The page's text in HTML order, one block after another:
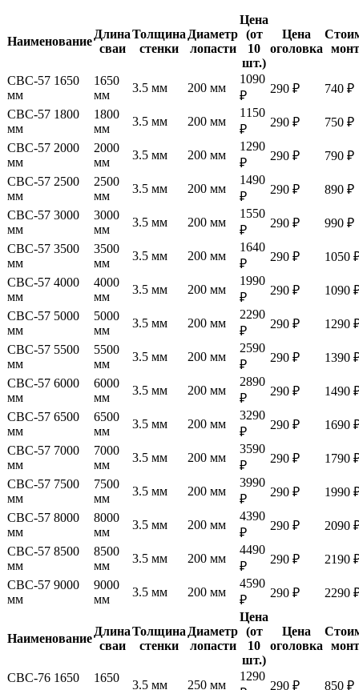
Наименование
Длина
сваи
Толщина
стенки
Диаметр
лопасти
Цена
(от
10
шт.)
Цена
оголовка
СВС-57 1650
мм
1650
мм
3.5 мм 200 мм
1090
₽
290 ₽
740 ₽
СВС-57 1800
мм
1800
мм
3.5 мм 200 мм
1150
₽
290 ₽
750 ₽
СВС-57 2000
мм
2000
мм
3.5 мм 200 мм
1290
₽
290 ₽
790 ₽
СВС-57 2500
мм
2500
мм
3.5 мм 200 мм
1490
₽
290 ₽
890 ₽
СВС-57 3000
мм
3000
мм
3.5 мм 200 мм
1550
₽
290 ₽
990 ₽
СВС-57 3500
мм
3500
мм
3.5 мм 200 мм
1640
₽
290 ₽
1050
СВС-57 4000
мм
4000
мм
3.5 мм 200 мм
1990
₽
290 ₽
1090
СВС-57 5000
мм
5000
мм
3.5 мм 200 мм
2290
₽
290 ₽
1290
СВС-57 5500
мм
5500
мм
3.5 мм 200 мм
2590
₽
290 ₽
1390
СВС-57 6000
мм
6000
мм
3.5 мм 200 мм
2890
₽
290 ₽
1490
СВС-57 6500
мм
6500
мм
3.5 мм 200 мм
3290
₽
290 ₽
1690
СВС-57 7000
мм
7000
мм
3.5 мм 200 мм
3590
₽
290 ₽
1790
СВС-57 7500
мм
7500
мм
3.5 мм 200 мм
3990
₽
290 ₽
1990
СВС-57 8000
мм
8000
мм
3.5 мм 200 мм
4390
₽
290 ₽
2090
СВС-57 8500
мм
8500
мм
3.5 мм 200 мм
4490
₽
290 ₽
2190
СВС-57 9000
мм
9000
мм
3.5 мм 200 мм
4590
₽
290 ₽ 2290
Наименование
Длина
сваи
Толщина
стенки
Диаметр
лопасти
Цена
(от
10
шт.)
Цена
оголовка
СВС-76 1650
1650
3.5 мм 250 мм
1290
290 ₽ 850 ₽